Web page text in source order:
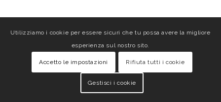
Utilizziamo i cookie per essere sicuri che tu possa avere la migliore
esperienza sul nostro sito.
Accetto le impostazioni Rifiuta tutti i cookie
Gestisci i cookie